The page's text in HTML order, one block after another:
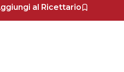
al Ricettario